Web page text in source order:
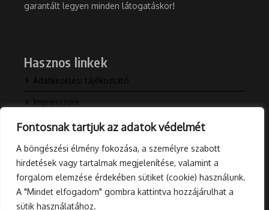
Fontosnak tartjuk az adatok védelmét
A böngészési élmény fokozása, a személyre szabott
hirdetések vagy tartalmak megjelenítése, valamint a
forgalom elemzése érdekében sütiket (cookie) használunk.
A "Mindet elfogadom" gombra kattintva hozzájárulhat a
sütik használatához.
garantált legyen minden látogatáskor!
Hasznos linkek
Adatkezelési tájékoztató
Impresszum
Kapcsolat
Rólunk
Blog